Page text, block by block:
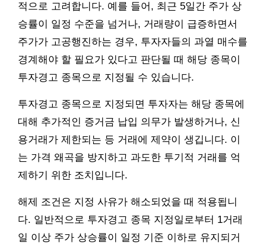
적으로 고려합니다. 예를 들어, 최근 5일간 주가 상
승률이 일정 수준을 넘거나, 거래량이 급증하면서
주가가 고공행진하는 경우, 투자자들의 과열 매수를
경계해야 할 필요가 있다고 판단될 때 해당 종목이
투자경고 종목으로 지정될 수 있습니다.
투자경고 종목으로 지정되면 투자자는 해당 종목에
대해 추가적인 증거금 납입 의무가 발생하거나, 신
용거래가 제한되는 등 거래에 제약이 생깁니다. 이
는 가격 왜곡을 방지하고 과도한 투기적 거래를 억
제하기 위한 조치입니다.
해제 조건은 지정 사유가 해소되었을 때 적용됩니
다. 일반적으로 투자경고 종목 지정일로부터 1거래
일 이상 주가 상승률이 일정 기준 이하로 유지되거